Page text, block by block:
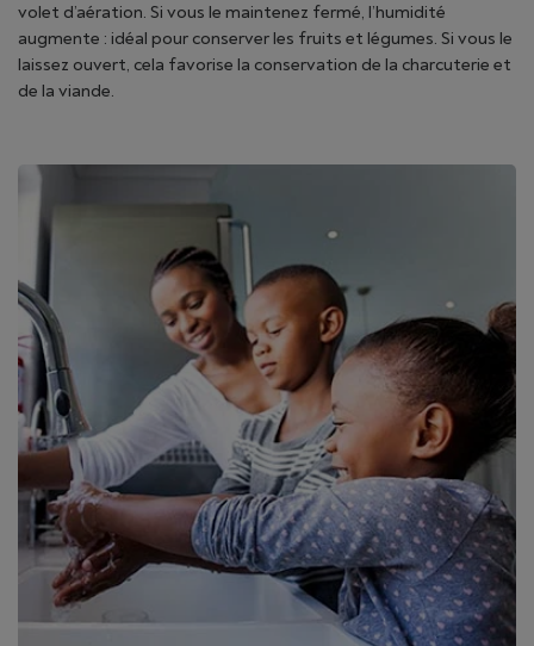
volet d’aération. Si vous le maintenez fermé, l’humidité
augmente : idéal pour conserver les fruits et légumes. Si vous le
laissez ouvert, cela favorise la conservation de la charcuterie et
de la viande.